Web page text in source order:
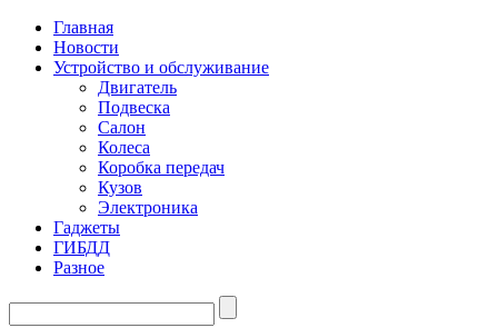
Главная
Новости
Устройство и обслуживание
Двигатель
Подвеска
Салон
Колеса
Коробка передач
Кузов
Электроника
Гаджеты
ГИБДД
Разное